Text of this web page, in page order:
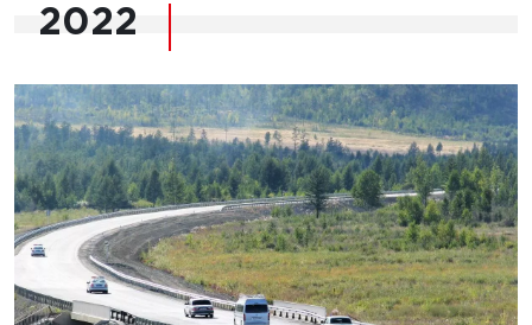
2022